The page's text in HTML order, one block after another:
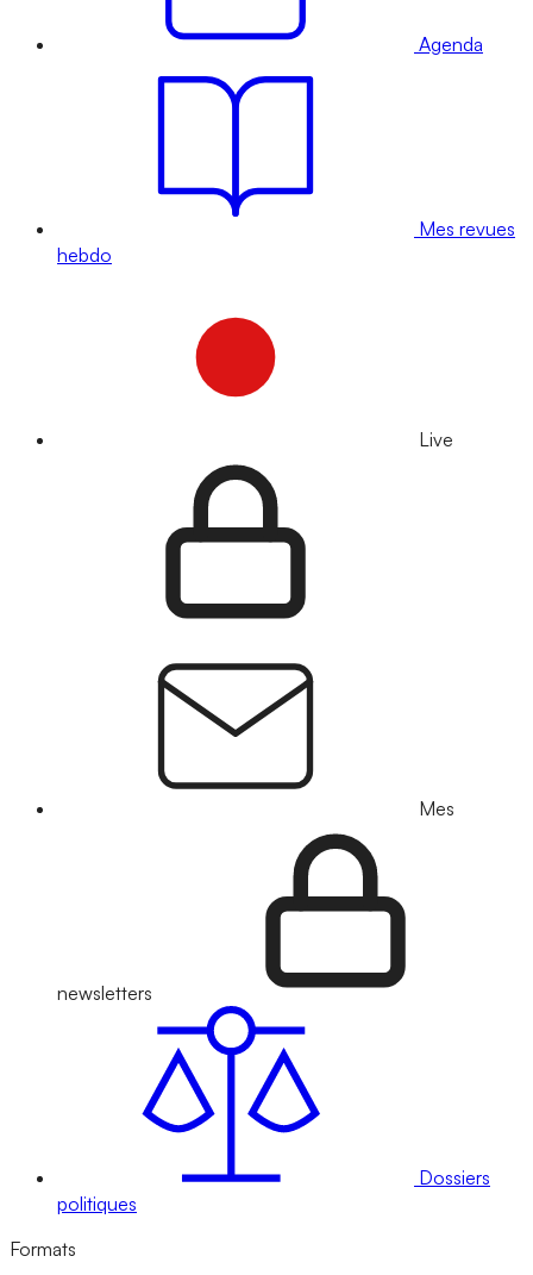
Agenda
Mes revues
hebdo
Live
Mes
newsletters
Dossiers
politiques
Formats